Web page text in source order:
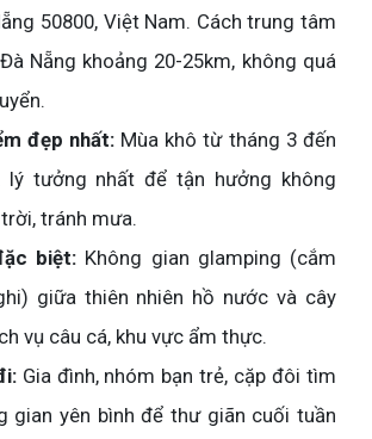
50800, Việt Nam. Cách trung tâm
Nẵng khoảng 20-25km, không quá
đẹp nhất:Mùa khô từ tháng 3 đến
lý tưởng nhất để tận hưởng không
tránh mưa.
biệt: Không gian glamping (cắm
giữa thiên nhiên hồ nước và cây
vụ câu cá, khu vực ẩm thực.
Gia đình, nhóm bạn trẻ, cặp đôi tìm
gian yên bình để thư giãn cuối tuần